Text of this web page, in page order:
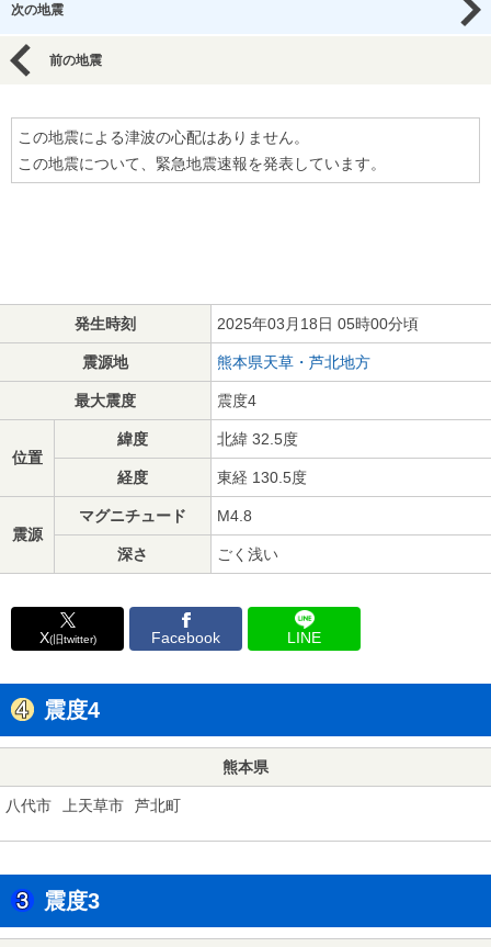
次の地震
前の地震
この地震による津波の心配はありません。
この地震について、緊急地震速報を発表しています。
発生時刻 2025年03月18日 05時00分頃
震源地 熊本県天草・芦北地方
最大震度 震度4
位置
緯度 北緯 32.5度
経度 東経 130.5度
震源
マグニチュード M4.8
深さ ごく浅い
X(旧twitter) Facebook LINE
震度4
熊本県
八代市 上天草市 芦北町
震度3